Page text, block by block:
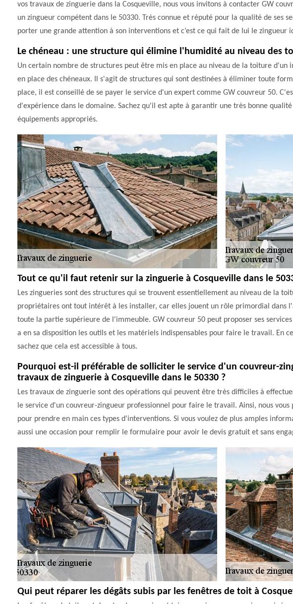
vos travaux de zinguerie dans la Cosqueville, nous vous invitons à contacter GW
un zingueur compétent dans le 50330. Très connue et réputé pour la qualité de ses
porter une grande attention à son interventions et c’est ce qui fait de lui le zingueur
Le chéneau : une structure qui élimine l'humidité au niveau des
Un certain nombre de structures peut être mis en place au niveau de la toiture d'un
en place des chéneaux. Il s'agit de structures qui sont destinées à éliminer toute
place, il est conseillé de se payer le service d'un expert comme GW couvreur 50.
d'expérience dans le domaine. Sachez qu'il est apte à garantir une très bonne
équipements appropriés.
Tout ce qu'il faut retenir sur la zinguerie à Cosqueville dans le
Les zingueries sont des structures qui se trouvent essentiellement au niveau de la
propriétaires ont tout intérêt à les installer, car elles jouent un rôle primordial dans
toute la partie supérieure de l'immeuble. GW couvreur 50 peut proposer ses
a en sa disposition les outils et les matériels indispensables pour faire le travail. En
sachez que cela est accessible à tous.
Pourquoi est-il préférable de solliciter le service d'un couvreur-
travaux de zinguerie à Cosqueville dans le 50330 ?
Les travaux de zinguerie sont des opérations qui peuvent être très difficiles à
le service d'un couvreur-zingueur professionnel pour faire le travail. Ainsi, nous vous
pour prendre en main ces types d'interventions. Si vous voulez de plus amples
aussi une occasion pour remplir le formulaire pour avoir le devis gratuit et sans
Qui peut réparer les dégâts subis par les fenêtres de toit à